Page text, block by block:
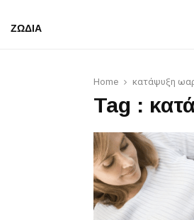
ΖΩΔΙΑ
Home κατάψυξη
Tag :